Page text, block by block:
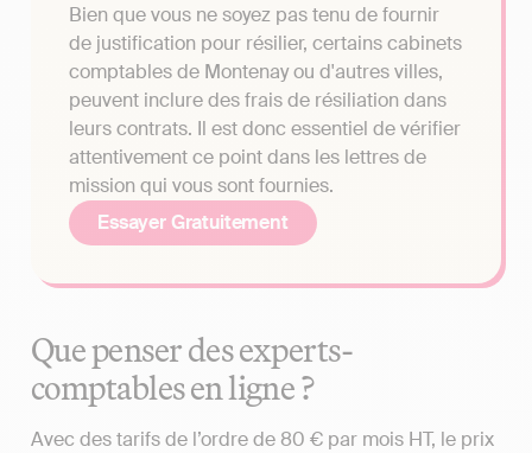
Bien que vous ne soyez pas tenu de fournir
de justification pour résilier, certains cabinets
comptables de Montenay ou d'autres villes,
peuvent inclure des frais de résiliation dans
leurs contrats. Il est donc essentiel de vérifier
attentivement ce point dans les lettres de
mission qui vous sont fournies.
Essayer Gratuitement
Que penser des experts-
comptables en ligne ?
Avec des tarifs de l’ordre de 80 € par mois HT, le prix